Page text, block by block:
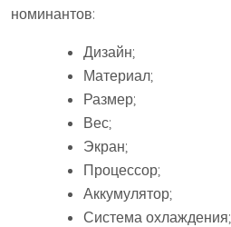
номинантов:
Дизайн;
Материал;
Размер;
Вес;
Экран;
Процессор;
Аккумулятор;
Система охлаждения;